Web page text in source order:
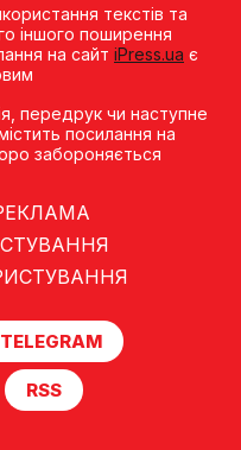
текстів та
іншого поширення
на сайт iPress.ua є
передрук чи наступне
посилання на
забороняється
TELEGRAM
RSS